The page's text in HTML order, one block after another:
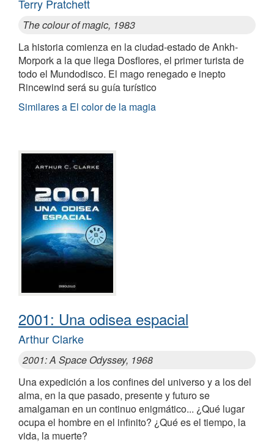
Terry Pratchett
The colour of magic, 1983
La historia comienza en la ciudad-estado de Ankh-
Morpork a la que llega Dosflores, el primer turista de
todo el Mundodisco. El mago renegado e inepto
Rincewind será su guía turístico
Similares a El color de la magia
2001: Una odisea espacial
Arthur Clarke
2001: A Space Odyssey, 1968
Una expedición a los confines del universo y a los del
alma, en la que pasado, presente y futuro se
amalgaman en un continuo enigmático... ¿Qué lugar
ocupa el hombre en el infinito? ¿Qué es el tiempo, la
vida, la muerte?